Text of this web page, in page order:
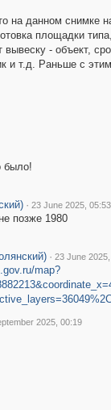
на данном снимке
площадки
вывеску - объект,
и т.д. Раньше с
было!
· 23 June 2025, 05:53
позже 1980
· 23 June
map?
2025, 00:19